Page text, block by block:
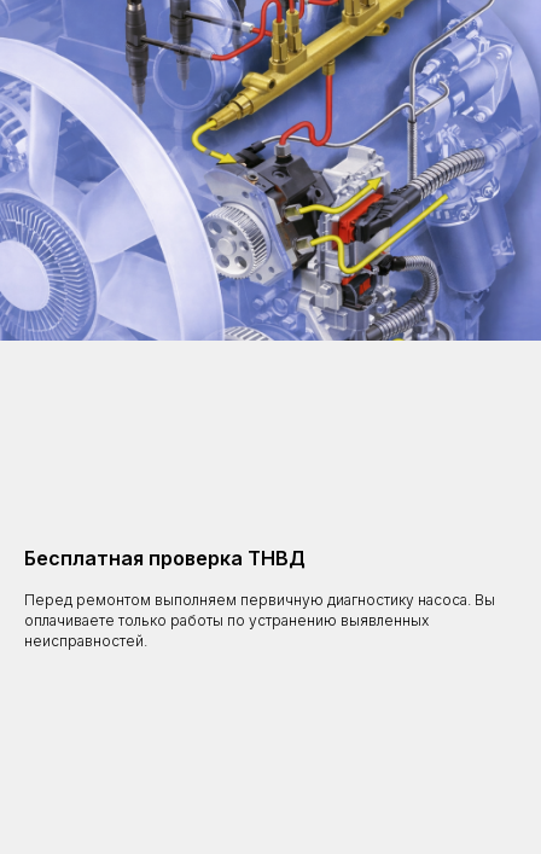
Бесплатная проверка ТНВД
Перед ремонтом выполняем первичную диагностику насоса. Вы
оплачиваете только работы по устранению выявленных
неисправностей.